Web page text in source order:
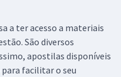
a ter acesso a materiais
São diversos
apostilas disponíveis
para facilitar o seu